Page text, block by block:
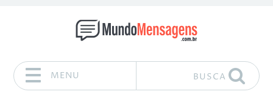
MENU BUSCA